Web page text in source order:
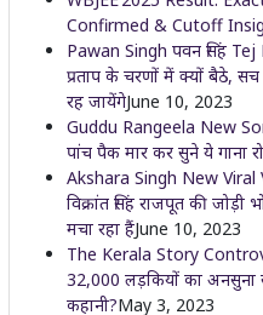
Confirmed & Cutoff
Pawan Singh पवन सिंह
प्रताप के चरणों में क्यों बैठे,
रह जायेंगेJune 10, 2023
Guddu Rangeela New
पांच पैक मार कर सुने ये गाना
Akshara Singh New Viral
विक्रांत सिंह राजपूत की जोड़ी
मचा रहा हैंJune 10, 2023
The Kerala Story
32,000 लड़कियों का अनसुना
कहानी?May 3, 2023